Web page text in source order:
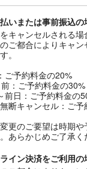
いまたは事前振込の
キャンセルされる場
ご都合によりキャ
。
ご予約料金の20%
：ご予約料金の30%
前日：ご予約料金の
断キャンセル：ご
更のご要望は時期
あらかじめご了承く
イン決済をご利用の